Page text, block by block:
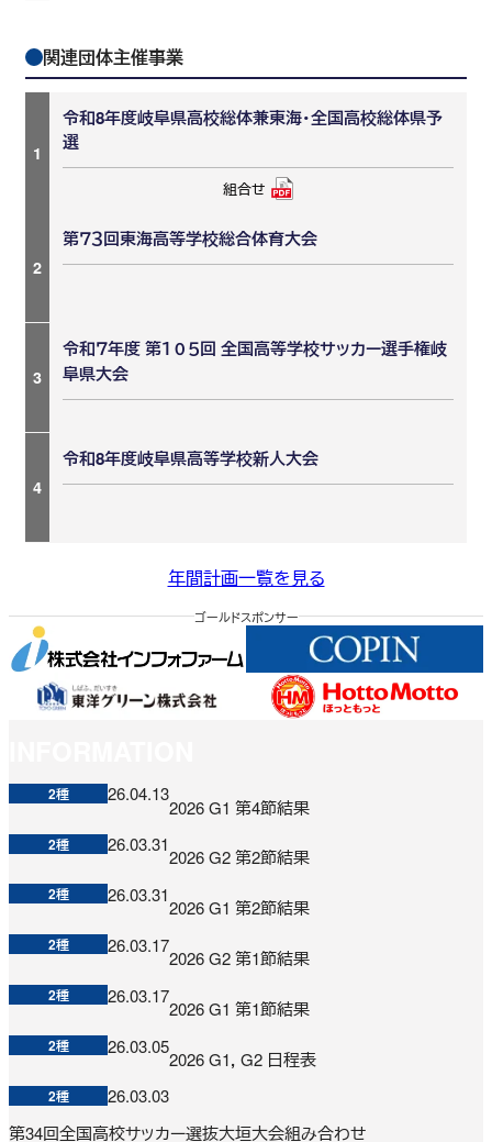
関連団体主催事業
1
令和8年度岐阜県高校総体兼東海・全国高校総体県予
選
組合せ
2
第７３回東海高等学校総合体育大会
3
令和７年度 第１０５回 全国高等学校サッカー選手権岐
阜県大会
4
令和8年度岐阜県高等学校新人大会
年間計画一覧を見る
ゴールドスポンサー
2種 26.04.13
2026 G1 第4節結果
2種 26.03.31
2026 G2 第2節結果
2種 26.03.31
2026 G1 第2節結果
2種 26.03.17
2026 G2 第1節結果
2種 26.03.17
2026 G1 第1節結果
2種 26.03.05
2026 G1，G2 日程表
2種
26.03.03
第34回全国高校サッカー選抜大垣大会組み合わせ